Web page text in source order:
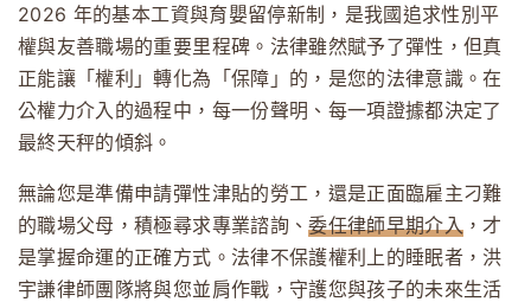
2026 年的基本工資與育嬰留停新制，是我國追求性別平
權與友善職場的重要里程碑。法律雖然賦予了彈性，但真
正能讓「權利」轉化為「保障」的，是您的法律意識。在
公權力介入的過程中，每一份聲明、每一項證據都決定了
最終天秤的傾斜。
無論您是準備申請彈性津貼的勞工，還是正面臨雇主刁難
的職場父母，積極尋求專業諮詢、委任律師早期介入 ，才
是掌握命運的正確方式。法律不保護權利上的睡眠者，洪
宇謙律師團隊將與您並肩作戰，守護您與孩子的未來生活